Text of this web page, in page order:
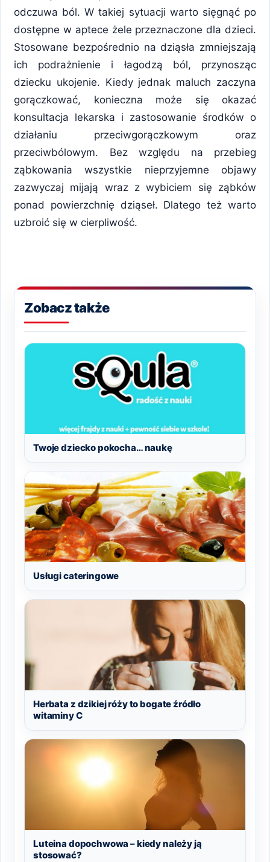
odczuwa ból. W takiej sytuacji warto sięgnąć po
dostępne w aptece żele przeznaczone dla dzieci.
Stosowane bezpośrednio na dziąsła zmniejszają
ich podrażnienie i łagodzą ból, przynosząc
dziecku ukojenie. Kiedy jednak maluch zaczyna
gorączkować, konieczna może się okazać
konsultacja lekarska i zastosowanie środków o
działaniu przeciwgorączkowym oraz
przeciwbólowym. Bez względu na przebieg
ząbkowania wszystkie nieprzyjemne objawy
zazwyczaj mijają wraz z wybiciem się ząbków
ponad powierzchnię dziąseł. Dlatego też warto
uzbroić się w cierpliwość.
Zobacz także
Twoje dziecko pokocha… naukę
Usługi cateringowe
Herbata z dzikiej róży to bogate źródło
witaminy C
Luteina dopochwowa – kiedy należy ją
stosować?